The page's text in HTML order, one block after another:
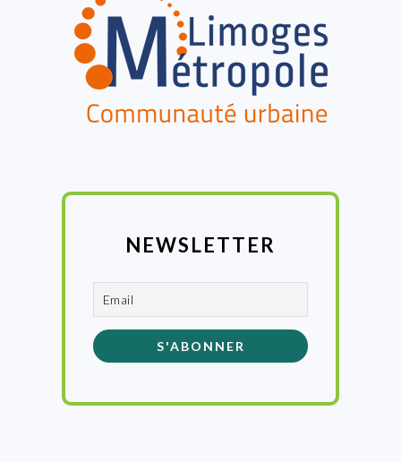
NEWSLETTER